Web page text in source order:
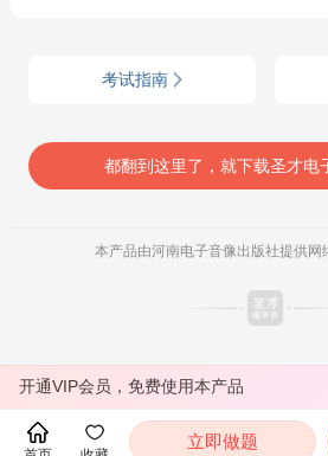
考试指南
都翻到这里了，就下载圣才电
本产品由河南电子音像出版社提供网
开通VIP会员，免费使用本产品
立即做题